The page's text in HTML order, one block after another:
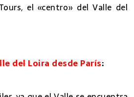
el «centro» del Valle del
del Loira desde París: